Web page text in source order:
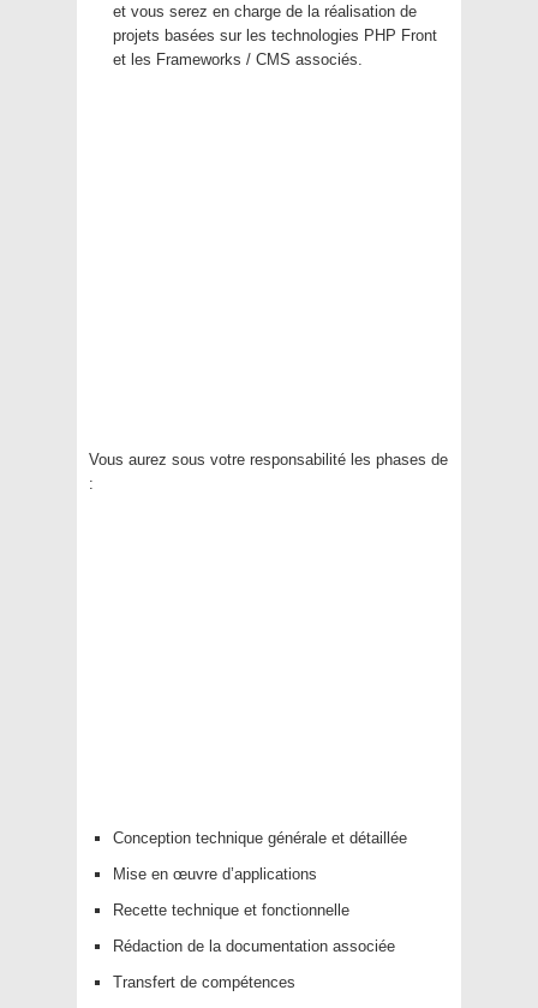
et vous serez en charge de la réalisation de
projets basées sur les technologies PHP Front
et les Frameworks / CMS associés.
Vous aurez sous votre responsabilité les phases de
:
Conception technique générale et détaillée
Mise en œuvre d’applications
Recette technique et fonctionnelle
Rédaction de la documentation associée
Transfert de compétences